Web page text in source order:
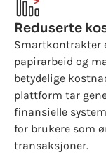
Reduserte
Smartkontrakter
papirarbeid og
betydelige
plattform tar
finansielle
for brukere som
transaksjoner.